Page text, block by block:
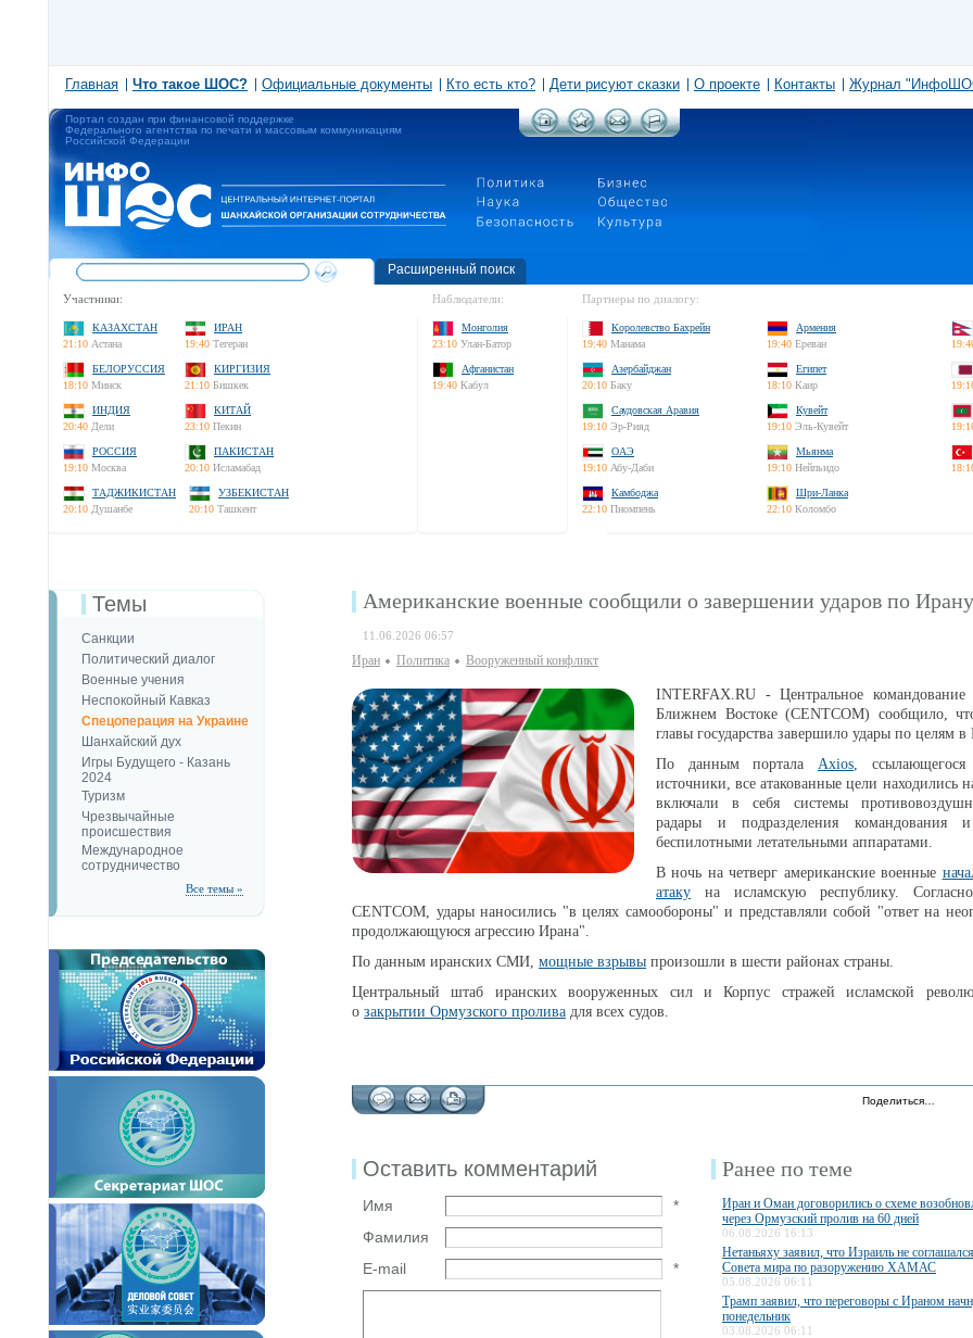
Главная Что такое ШОС? Официальные документы Кто есть кто? Дети рисуют сказки О проекте Контакты Журнал
Портал создан при финансовой поддержке
Федерального агентства по печати и массовым коммуникациям
Российской Федерации
Расширенный поиск
Участники:
КАЗАХСТАН
21:10 Астана
ИРАН
19:40 Тегеран
БЕЛОРУССИЯ
18:10 Минск
КИРГИЗИЯ
21:10 Бишкек
ИНДИЯ
20:40 Дели
КИТАЙ
23:10 Пекин
РОССИЯ
19:10 Москва
ПАКИСТАН
20:10 Исламабад
ТАДЖИКИСТАН
20:10 Душанбе
УЗБЕКИСТАН
20:10 Ташкент
Наблюдатели:
Монголия
23:10 Улан-Батор
Афганистан
19:40 Кабул
Партнеры по диалогу:
Королевство Бахрейн
19:40 Манама
Армения
19:40 Ереван
Азербайджан
20:10 Баку
Египет
18:10 Каир
Саудовская Аравия
19:10 Эр-Рияд
Кувейт
19:10 Эль-Кувейт
ОАЭ
19:10 Абу-Даби
Мьянма
19:10 Нейпьидо
Камбоджа
22:10 Пномпень
Шри-Ланка
22:10 Коломбо
Темы
Санкции
Политический диалог
Военные учения
Неспокойный Кавказ
Спецоперация на Украине
Шанхайский дух
Игры Будущего - Казань
2024
Туризм
Чрезвычайные
происшествия
Международное
сотрудничество
Все темы »
Американские военные сообщили о завершении ударов по Ирану
11.06.2026 06:57
Иран Политика Вооруженный конфликт
INTERFAX.RU - Центральное
Ближнем Востоке (CENTCOM) сообщило,
главы государства завершило удары по целям в
По данным портала Axios,
источники, все атакованные цели находились
включали в себя системы
радары и подразделения командования
беспилотными летательными аппаратами.
В ночь на четверг американские военные
атаку на исламскую республику.
CENTCOM, удары наносились "в целях самообороны" и представляли собой "ответ на
продолжающуюся агрессию Ирана".
По данным иранских СМИ, мощные взрывы произошли в шести районах страны.
Центральный штаб иранских вооруженных сил и Корпус стражей исламской
о закрытии Ормузского пролива для всех судов.
Поделиться…
Оставить комментарий
Имя
*
Фамилия
E-mail
*
Ранее по теме
Иран и Оман договорились о схеме
через Ормузский пролив на 60 дней
06.08.2026 16:13
Нетаньяху заявил, что Израиль не
Совета мира по разоружению ХАМАС
05.08.2026 06:11
Трамп заявил, что переговоры с Ираном
понедельник
03.08.2026 06:11